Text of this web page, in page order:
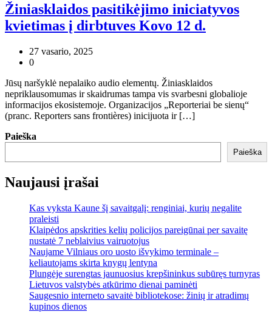
Žiniasklaidos pasitikėjimo iniciatyvos
kvietimas į dirbtuves Kovo 12 d.
27 vasario, 2025
0
Jūsų naršyklė nepalaiko audio elementų. Žiniasklaidos
nepriklausomumas ir skaidrumas tampa vis svarbesni globalioje
informacijos ekosistemoje. Organizacijos „Reporteriai be sienų“
(pranc. Reporters sans frontières) inicijuota ir […]
Paieška
Paieška
Naujausi įrašai
Kas vyksta Kaune šį savaitgalį: renginiai, kurių negalite
praleisti
Klaipėdos apskrities kelių policijos pareigūnai per savaitę
nustatė 7 neblaivius vairuotojus
Naujame Vilniaus oro uosto išvykimo terminale –
keliautojams skirta knygų lentyna
Plungėje surengtas jaunuosius krepšininkus subūręs turnyras
Lietuvos valstybės atkūrimo dienai paminėti
Saugesnio interneto savaitė bibliotekose: žinių ir atradimų
kupinos dienos